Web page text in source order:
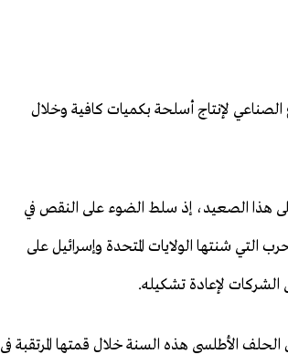
لإنتاج أسلحة بكميات كافية وخلال
هذا الصعيد، إذ سلط الضوء على النقص في
التي شنتها الولايات المتحدة وإسرائيل على
الشركات لإعادة تشكيله.
الأطلسي هذه السنة خلال قمتها المرتقبة في